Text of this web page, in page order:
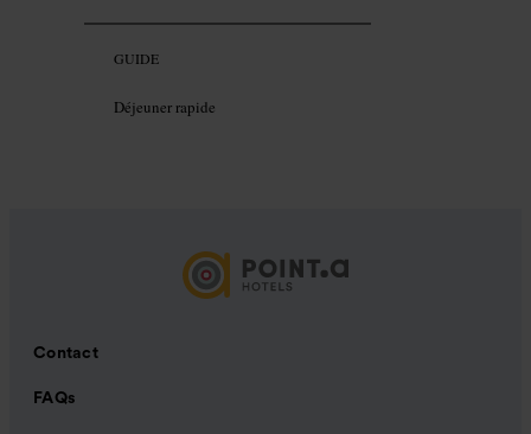
GUIDE
Déjeuner rapide
Contact
FAQs